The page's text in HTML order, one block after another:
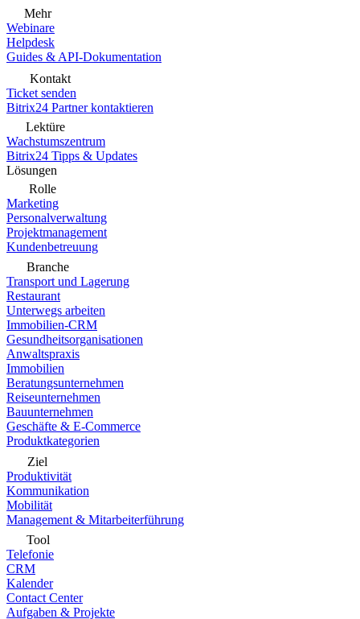
Mehr
Webinare
Helpdesk
Guides & API-Dokumentation
Kontakt
Ticket senden
Bitrix24 Partner kontaktieren
Lektüre
Wachstumszentrum
Bitrix24 Tipps & Updates
Lösungen
Rolle
Marketing
Personalverwaltung
Projektmanagement
Kundenbetreuung
Branche
Transport und Lagerung
Restaurant
Unterwegs arbeiten
Immobilien-CRM
Gesundheitsorganisationen
Anwaltspraxis
Immobilien
Beratungsunternehmen
Reiseunternehmen
Bauunternehmen
Geschäfte & E-Commerce
Produktkategorien
Ziel
Produktivität
Kommunikation
Mobilität
Management & Mitarbeiterführung
Tool
Telefonie
CRM
Kalender
Contact Center
Aufgaben & Projekte